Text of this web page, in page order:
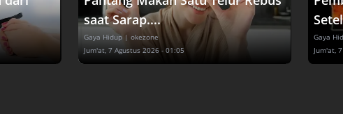
saat Sarap....
Gaya Hidup | okezone
Jum'at, 7 Agustus 2026 - 01:05
Gaya
Jum'at,